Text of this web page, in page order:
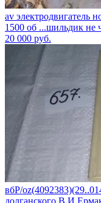
av
1500 об ...шильдик не
20 000 руб.
вбР/